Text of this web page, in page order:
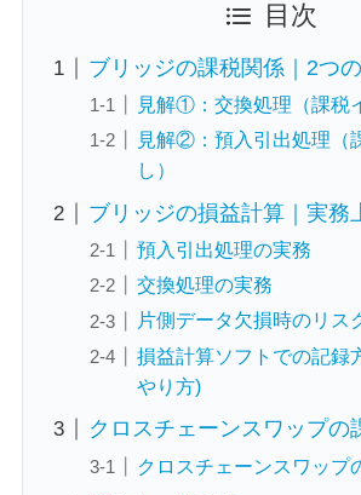
目次
ブリッジの課税関係｜2つ
見解①：交換処理（課税
見解②：預入引出処理（
し）
ブリッジの損益計算｜実務
預入引出処理の実務
交換処理の実務
片側データ欠損時のリス
損益計算ソフトでの記録
やり方)
クロスチェーンスワップの
クロスチェーンスワップ